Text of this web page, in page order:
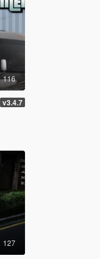
116
v3.4.7
127